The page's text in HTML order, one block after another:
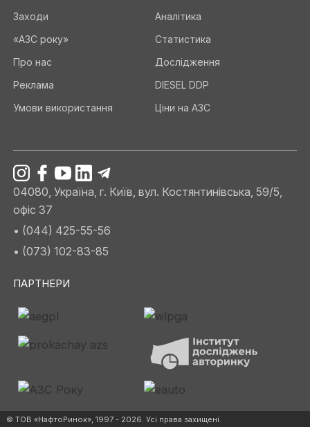
Заходи
«АЗС року»
Про нас
Реклама
Умови використання
Аналітика
Статистика
Дослідження
DIESEL DDP
Ціни на АЗС
04080, Україна, г. Київ, вул. Костянтинівська, 59/5,
офіс 37
• (044) 425-55-56
• (073) 102-83-85
ПАРТНЕРИ
© ТОВ «НафтоРинок», 1997 - 2026. Усі права захищені.